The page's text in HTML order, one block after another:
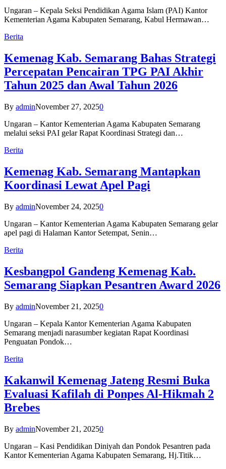
Ungaran – Kepala Seksi Pendidikan Agama Islam (PAI) Kantor
Kementerian Agama Kabupaten Semarang, Kabul Hermawan…
Berita
Kemenag Kab. Semarang Bahas Strategi
Percepatan Pencairan TPG PAI Akhir
Tahun 2025 dan Awal Tahun 2026
By adminNovember 27, 20250
Ungaran – Kantor Kementerian Agama Kabupaten Semarang
melalui seksi PAI gelar Rapat Koordinasi Strategi dan…
Berita
Kemenag Kab. Semarang Mantapkan
Koordinasi Lewat Apel Pagi
By adminNovember 24, 20250
Ungaran – Kantor Kementerian Agama Kabupaten Semarang gelar
apel pagi di Halaman Kantor Setempat, Senin…
Berita
Kesbangpol Gandeng Kemenag Kab.
Semarang Siapkan Pesantren Award 2026
By adminNovember 21, 20250
Ungaran – Kepala Kantor Kementerian Agama Kabupaten
Semarang menjadi narasumber kegiatan Rapat Koordinasi
Penguatan Pondok…
Berita
Kakanwil Kemenag Jateng Resmi Buka
Evaluasi Kafilah di Ponpes Al-Hikmah 2
Brebes
By adminNovember 21, 20250
Ungaran – Kasi Pendidikan Diniyah dan Pondok Pesantren pada
Kantor Kementerian Agama Kabupaten Semarang, Hj.Titik…